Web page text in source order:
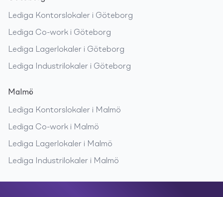
Lediga Kontorslokaler i Göteborg
Lediga Co-work i Göteborg
Lediga Lagerlokaler i Göteborg
Lediga Industrilokaler i Göteborg
Malmö
Lediga Kontorslokaler i Malmö
Lediga Co-work i Malmö
Lediga Lagerlokaler i Malmö
Lediga Industrilokaler i Malmö